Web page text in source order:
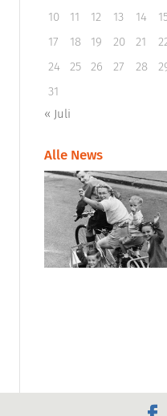
10
11 12 13 14
17
18 19 20 21
24
25 26 27 28
31
« Juli
Alle News